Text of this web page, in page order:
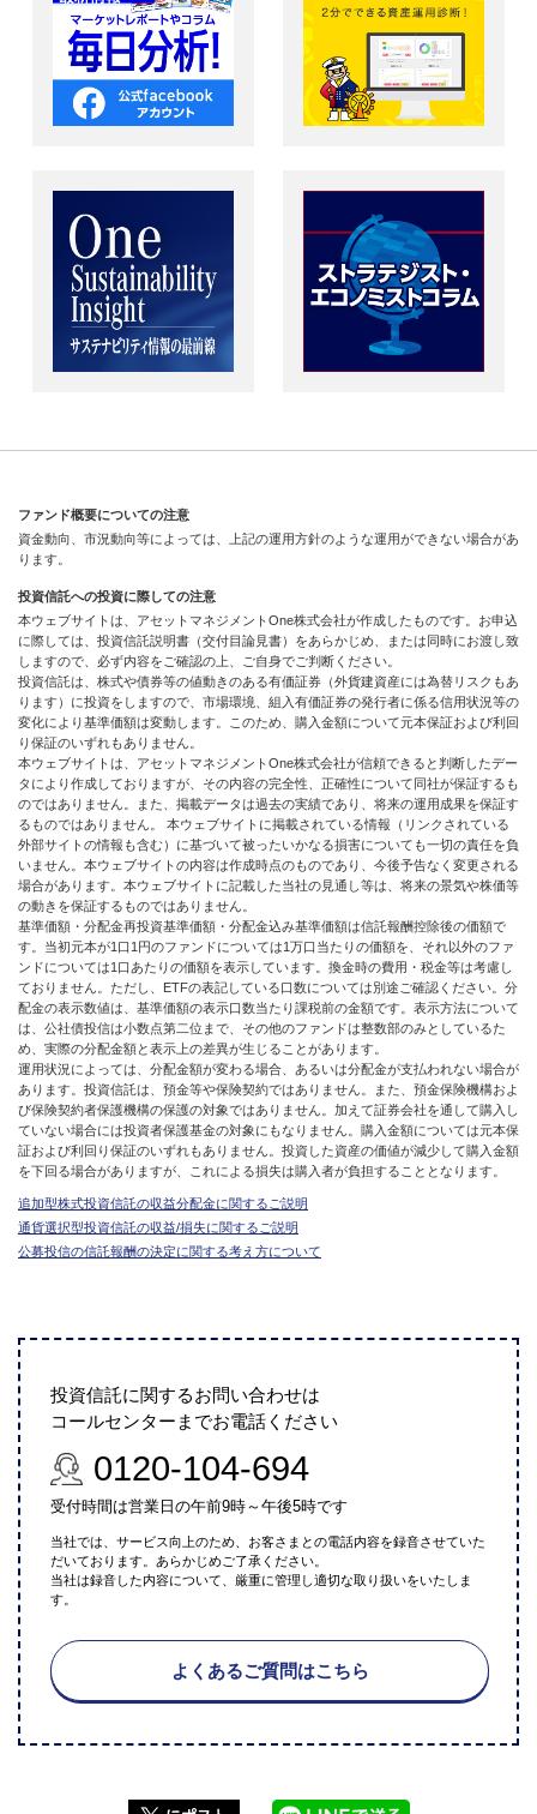
ファンド概要についての注意
資金動向、市況動向等によっては、上記の運用方針のような運用ができない場合があ
ります。
投資信託への投資に際しての注意
本ウェブサイトは、アセットマネジメントOne株式会社が作成したものです。お申込
に際しては、投資信託説明書（交付目論見書）をあらかじめ、または同時にお渡し致
しますので、必ず内容をご確認の上、ご自身でご判断ください。
投資信託は、株式や債券等の値動きのある有価証券（外貨建資産には為替リスクもあ
ります）に投資をしますので、市場環境、組入有価証券の発行者に係る信用状況等の
変化により基準価額は変動します。このため、購入金額について元本保証および利回
り保証のいずれもありません。
本ウェブサイトは、アセットマネジメントOne株式会社が信頼できると判断したデー
タにより作成しておりますが、その内容の完全性、正確性について同社が保証するも
のではありません。また、掲載データは過去の実績であり、将来の運用成果を保証す
るものではありません。 本ウェブサイトに掲載されている情報（リンクされている
外部サイトの情報も含む）に基づいて被ったいかなる損害についても一切の責任を負
いません。本ウェブサイトの内容は作成時点のものであり、今後予告なく変更される
場合があります。本ウェブサイトに記載した当社の見通し等は、将来の景気や株価等
の動きを保証するものではありません。
基準価額・分配金再投資基準価額・分配金込み基準価額は信託報酬控除後の価額で
す。当初元本が1口1円のファンドについては1万口当たりの価額を、それ以外のファ
ンドについては1口あたりの価額を表示しています。換金時の費用・税金等は考慮し
ておりません。ただし、ETFの表記している口数については別途ご確認ください。分
配金の表示数値は、基準価額の表示口数当たり課税前の金額です。表示方法について
は、公社債投信は小数点第二位まで、その他のファンドは整数部のみとしているた
め、実際の分配金額と表示上の差異が生じることがあります。
運用状況によっては、分配金額が変わる場合、あるいは分配金が支払われない場合が
あります。投資信託は、預金等や保険契約ではありません。また、預金保険機構およ
び保険契約者保護機構の保護の対象ではありません。加えて証券会社を通して購入し
ていない場合には投資者保護基金の対象にもなりません。購入金額については元本保
証および利回り保証のいずれもありません。投資した資産の価値が減少して購入金額
を下回る場合がありますが、これによる損失は購入者が負担することとなります。
追加型株式投資信託の収益分配金に関するご説明
通貨選択型投資信託の収益/損失に関するご説明
公募投信の信託報酬の決定に関する考え方について
投資信託に関するお問い合わせは
コールセンターまでお電話ください
0120-104-694
受付時間は営業日の午前9時～午後5時です
当社では、サービス向上のため、お客さまとの電話内容を録音させていた
だいております。あらかじめご了承ください。
当社は録音した内容について、厳重に管理し適切な取り扱いをいたしま
す。
よくあるご質問はこちら